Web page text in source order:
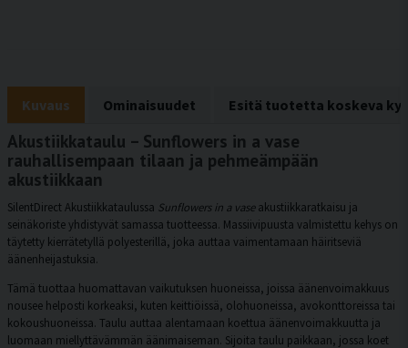
Kuvaus Ominaisuudet Esitä tuotetta koskeva
Akustiikkataulu – Sunflowers in a vase
rauhallisempaan tilaan ja pehmeämpään
akustiikkaan
SilentDirect Akustiikkataulussa Sunflowers in a vaseakustiikkaratkaisu ja
seinäkoriste yhdistyvät samassa tuotteessa. Massiivipuusta valmistettu kehys on
täytetty kierrätetyllä polyesterillä, joka auttaa vaimentamaan häiritseviä
äänenheijastuksia.
Tämä tuottaa huomattavan vaikutuksen huoneissa, joissa äänenvoimakkuus
nousee helposti korkeaksi, kuten keittiöissä, olohuoneissa, avokonttoreissa tai
kokoushuoneissa. Taulu auttaa alentamaan koettua äänenvoimakkuutta ja
luomaan miellyttävämmän äänimaiseman. Sijoita taulu paikkaan, jossa koet